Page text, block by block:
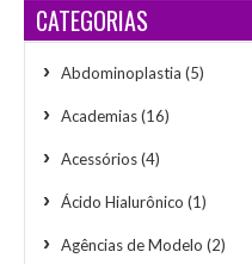
CATEGORIAS
Abdominoplastia (5)
Academias(16)
Acessórios(4)
Ácido Hialurônico (1)
Agências de Modelo (2)